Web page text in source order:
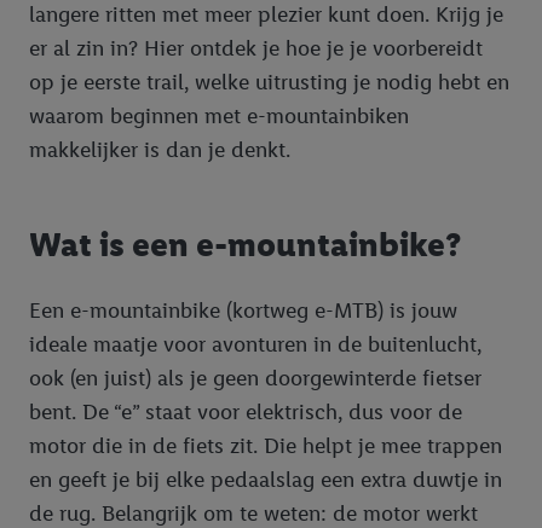
langere ritten met meer plezier kunt doen. Krijg je
er al zin in? Hier ontdek je hoe je je voorbereidt
op je eerste trail, welke uitrusting je nodig hebt en
waarom beginnen met e-mountainbiken
makkelijker is dan je denkt.
Wat is een e-mountainbike?
Een e-mountainbike (kortweg e-MTB) is jouw
ideale maatje voor avonturen in de buitenlucht,
ook (en juist) als je geen doorgewinterde fietser
bent. De “e” staat voor elektrisch, dus voor de
motor die in de fiets zit. Die helpt je mee trappen
en geeft je bij elke pedaalslag een extra duwtje in
de rug. Belangrijk om te weten: de motor werkt